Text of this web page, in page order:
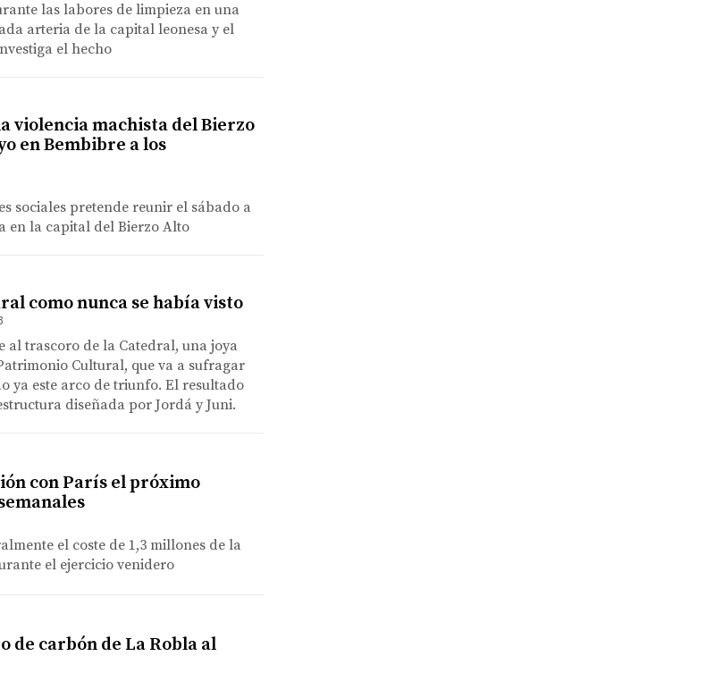
las labores de limpieza en una
arteria de la capital leonesa y el
el hecho
violencia machista del Bierzo
en Bembibre a los
sociales pretende reunir el sábado a
en la capital del Bierzo Alto
como nunca se había visto
al trascoro de la Catedral, una joya
Cultural, que va a sufragar
ya este arco de triunfo. El resultado
diseñada por Jordá y Juni.
con París el próximo
el coste de 1,3 millones de la
el ejercicio venidero
de carbón de La Robla al